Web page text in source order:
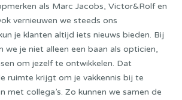
als Marc Jacobs, Victor&Rolf en
vernieuwen we steeds ons
je klanten altijd iets nieuws bieden. Bij
we je niet alleen een baan als opticien,
om jezelf te ontwikkelen. Dat
ruimte krijgt om je vakkennis bij te
met collega’s. Zo kunnen we samen de